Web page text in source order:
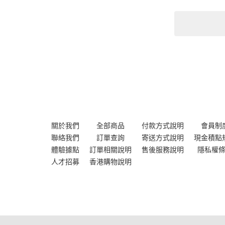
關於我們
聯絡我們
體驗據點
人才招募
全部商品
訂單查詢
訂單相關說明
香港購物說明
付款方式說明
寄送方式說明
售後服務說明
會員制
現金積點
隱私權